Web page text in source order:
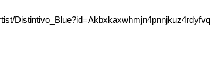
Distintivo_Blue?id=Akbxkaxwhmjn4pnnjkuz4rdyfvq